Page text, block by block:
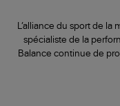
L’alliance du sport de
spécialiste de la
Balance continue de